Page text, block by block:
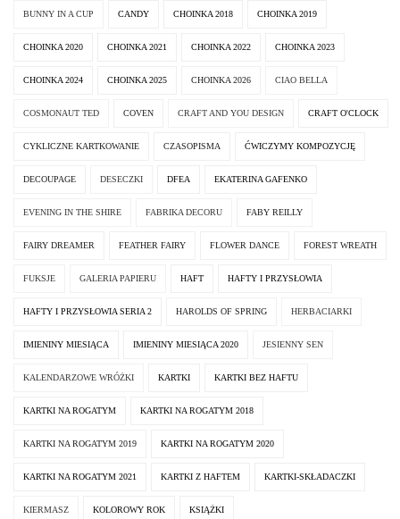
BUNNY IN A CUP CANDY CHOINKA 2018 CHOINKA 2019
CHOINKA 2020 CHOINKA 2021 CHOINKA 2022 CHOINKA 2023
CHOINKA 2024 CHOINKA 2025 CHOINKA 2026 CIAO BELLA
COSMONAUT TED COVEN CRAFT AND YOU DESIGN CRAFT O'CLOCK
CYKLICZNE KARTKOWANIE CZASOPISMA ĆWICZYMY KOMPOZYCJĘ
DECOUPAGE DESECZKI DFEA EKATERINA GAFENKO
EVENING IN THE SHIRE FABRIKA DECORU FABY REILLY
FAIRY DREAMER FEATHER FAIRY FLOWER DANCE FOREST WREATH
FUKSJE GALERIA PAPIERU HAFT HAFTY I PRZYSŁOWIA
HAFTY I PRZYSŁOWIA SERIA 2 HAROLDS OF SPRING HERBACIARKI
IMIENINY MIESIĄCA IMIENINY MIESIĄCA 2020 JESIENNY SEN
KALENDARZOWE WRÓŻKI KARTKI KARTKI BEZ HAFTU
KARTKI NA ROGATYM KARTKI NA ROGATYM 2018
KARTKI NA ROGATYM 2019 KARTKI NA ROGATYM 2020
KARTKI NA ROGATYM 2021 KARTKI Z HAFTEM KARTKI-SKŁADACZKI
KIERMASZ KOLOROWY ROK KSIĄŻKI